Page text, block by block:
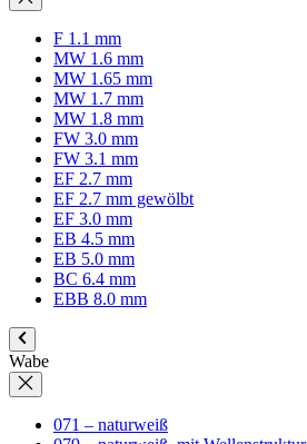
F 1.1 mm
MW 1.6 mm
MW 1.65 mm
MW 1.7 mm
MW 1.8 mm
FW 3.0 mm
FW 3.1 mm
EF 2.7 mm
EF 2.7 mm gewölbt
EF 3.0 mm
EB 4.5 mm
EB 5.0 mm
BC 6.4 mm
EBB 8.0 mm
Wabe
071 – naturweiß